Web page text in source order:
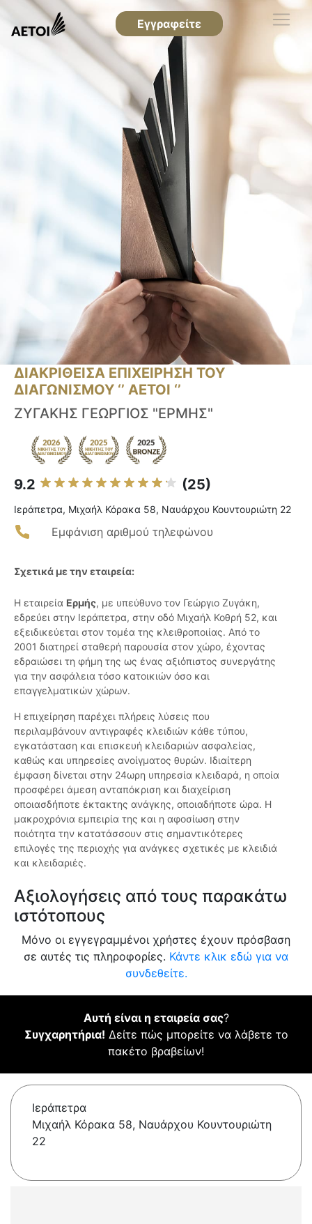
Εγγραφείτε
ΔΙΑΚΡΙΘΕΙΣΑ ΕΠΙΧΕΙΡΗΣΗ ΤΟΥ
ΔΙΑΓΩΝΙΣΜΟΥ ‘’ ΑΕΤΟΙ ‘’
ΖΥΓΑΚΗΣ ΓΕΩΡΓΙΟΣ "ΕΡΜΗΣ"
9.2 (25)
Ιεράπετρα, Μιχαήλ Κόρακα 58, Ναυάρχου Κουντουριώτη 22
Εμφάνιση αριθμού τηλεφώνου
Σχετικά με την εταιρεία:
Η εταιρεία Ερμής, με υπεύθυνο τον Γεώργιο Ζυγάκη,
εδρεύει στην Ιεράπετρα, στην οδό Μιχαήλ Κοθρή 52, και
εξειδικεύεται στον τομέα της κλειθροποιίας. Από το
2001 διατηρεί σταθερή παρουσία στον χώρο, έχοντας
εδραιώσει τη φήμη της ως ένας αξιόπιστος συνεργάτης
για την ασφάλεια τόσο κατοικιών όσο και
επαγγελματικών χώρων.
Η επιχείρηση παρέχει πλήρεις λύσεις που
περιλαμβάνουν αντιγραφές κλειδιών κάθε τύπου,
εγκατάσταση και επισκευή κλειδαριών ασφαλείας,
καθώς και υπηρεσίες ανοίγματος θυρών. Ιδιαίτερη
έμφαση δίνεται στην 24ωρη υπηρεσία κλειδαρά, η οποία
προσφέρει άμεση ανταπόκριση και διαχείριση
οποιασδήποτε έκτακτης ανάγκης, οποιαδήποτε ώρα. Η
μακροχρόνια εμπειρία της και η αφοσίωση στην
ποιότητα την κατατάσσουν στις σημαντικότερες
επιλογές της περιοχής για ανάγκες σχετικές με κλειδιά
και κλειδαριές.
Αξιολογήσεις από τους παρακάτω
ιστότοπους
Μόνο οι εγγεγραμμένοι χρήστες έχουν πρόσβαση
σε αυτές τις πληροφορίες. Κάντε κλικ εδώ για να
συνδεθείτε.
Αυτή είναι η εταιρεία σας?
Συγχαρητήρια! Δείτε πώς μπορείτε να λάβετε το
πακέτο βραβείων!
Ιεράπετρα
Μιχαήλ Κόρακα 58, Ναυάρχου Κουντουριώτη
22